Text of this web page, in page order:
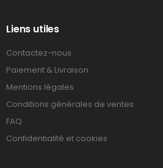
Liens utiles
Contactez-nous
Paiement & Livraison
Mentions légales
Conditions générales de ventes
FAQ
Confidentialité et cookies